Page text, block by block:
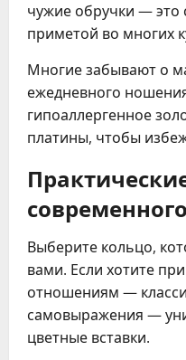
чужие обручки — это
приметой во многих
Многие забывают о
ежедневного
гипоаллергенное
платины, чтобы
Выберите кольцо,
вами. Если хотите
отношениям —
самовыражения —
цветные вставки.